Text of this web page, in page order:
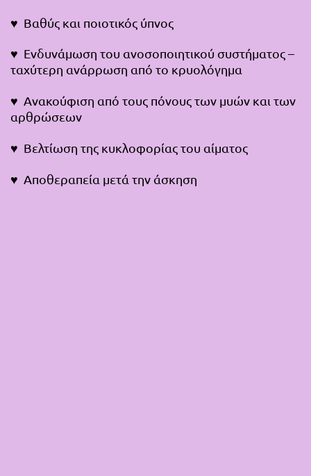
♥ Βαθύς και ποιοτικός ύπνος
♥ Ενδυνάμωση του ανοσοποιητικού συστήματος –
ταχύτερη ανάρρωση από το κρυολόγημα
♥ Ανακούφιση από τους πόνους των μυών και των
αρθρώσεων
♥ Βελτίωση της κυκλοφορίας του αίματος
♥ Αποθεραπεία μετά την άσκηση